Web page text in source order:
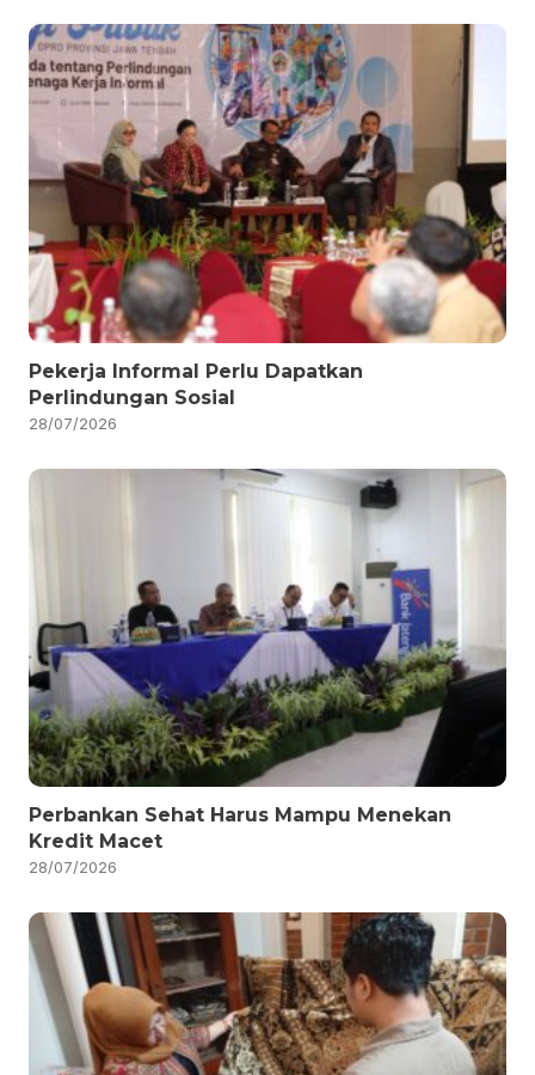
Pekerja Informal Perlu Dapatkan
Perlindungan Sosial
28/07/2026
Perbankan Sehat Harus Mampu Menekan
Kredit Macet
28/07/2026